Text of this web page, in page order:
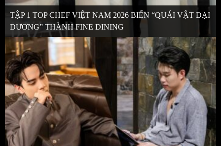
TẬP 1 TOP CHEF VIỆT NAM 2026 BIẾN “QUÁI VẬT ĐẠI
DƯƠNG” THÀNH FINE DINING